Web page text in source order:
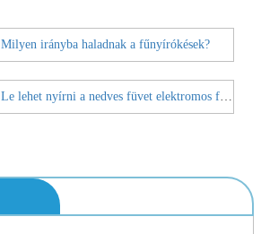
Milyen irányba haladnak a fűnyírókések?
Le lehet nyírni a nedves füvet elektromos fűnyíróval?